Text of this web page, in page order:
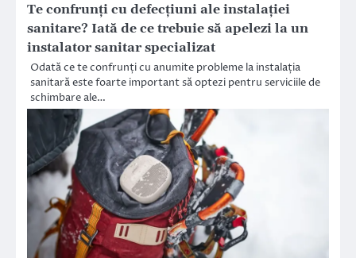
Te confrunți cu defecțiuni ale instalației
sanitare? Iată de ce trebuie să apelezi la un
instalator sanitar specializat
Odată ce te confrunți cu anumite probleme la instalația
sanitară este foarte important să optezi pentru serviciile de
schimbare ale…